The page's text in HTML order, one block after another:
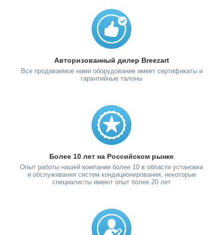
Авторизованный дилер Breezart
Все продаваемое нами оборудование имеет сертификаты и
гарантийные талоны
Более 10 лет на Российском рынке
Опыт работы нашей компании более 10 в области установки
и обслуживания систем кондиционирования, некоторые
специалисты имеют опыт более 20 лет